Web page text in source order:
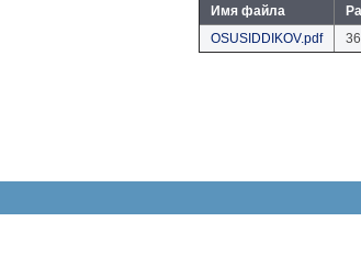
Имя файла
OSUSIDDIKOV.pdf